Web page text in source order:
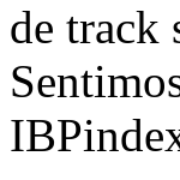
de track